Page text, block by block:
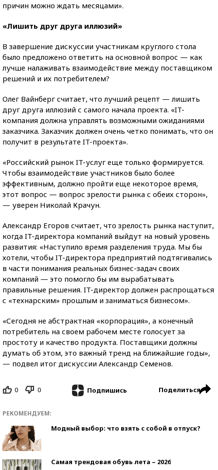
причин можно ждать месяцами».
«Лишить друг друга иллюзий»
В завершение дискуссии участникам круглого стола
было предложено ответить на основной вопрос — как
лучше налаживать взаимодействие между поставщиком
решений и их потребителем?
Олег Вайнберг считает, что лучший рецепт — лишить
друг друга иллюзий с самого начала проекта. «IT-
компания должна управлять возможными ожиданиями
заказчика. Заказчик должен очень четко понимать, что он
получит в результате IT-проекта».
«Российский рынок IT-услуг еще только формируется.
Чтобы взаимодействие участников было более
эффективным, должно пройти еще некоторое время,
этот вопрос — вопрос зрелости рынка с обеих сторон»,
— уверен Николай Крачун.
Александр Егоров считает, что зрелость рынка наступит,
когда IT-директора компаний выйдут на новый уровень
развития: «Наступило время разделения труда. Мы бы
хотели, чтобы IT-директора предприятий подтягивались
в части понимания реальных бизнес-задач своих
компаний — это помогло бы им вырабатывать
правильные решения. IT-директор должен распрощаться
с «технарским» прошлым и заниматься бизнесом».
«Сегодня не абстрактная «корпорация», а конечный
потребитель на своем рабочем месте голосует за
простоту и качество продукта. Поставщики должны
думать об этом, это важный тренд на ближайшие годы»,
— подвел итог дискуссии Александр Семенов.
0 0 Подпишись Поделиться
РЕКОМЕНДУЕМ:
Модный выбор: что взять с собой в отпуск?
Самая трендовая обувь лета – 2026